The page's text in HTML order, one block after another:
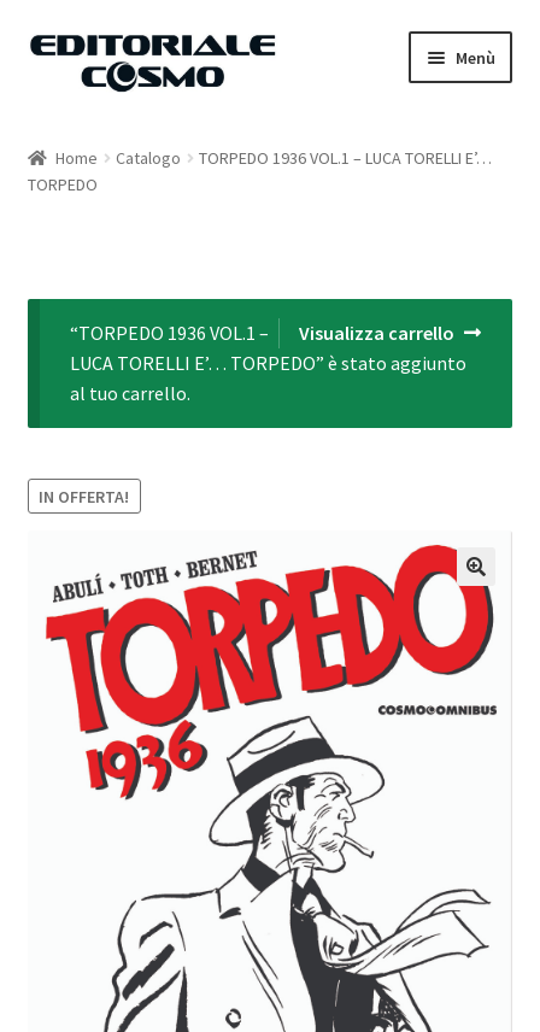
Vai
Vai
Menù
Catalogo
Home Catalogo
TORPEDO 1936 VOL.1 – LUCA TORELLI E’…
TORPEDO
Visualizza carrello
“TORPEDO 1936 VOL.1 –
LUCA TORELLI E’… TORPEDO” è stato aggiunto
al tuo carrello.
IN OFFERTA!